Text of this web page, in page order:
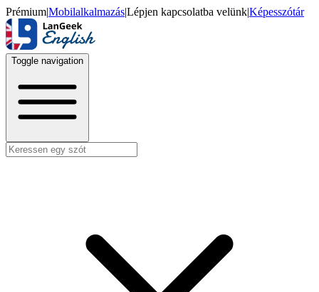
Prémium|Mobilalkalmazás|Lépjen kapcsolatba velünk|Képesszótár
Toggle navigation